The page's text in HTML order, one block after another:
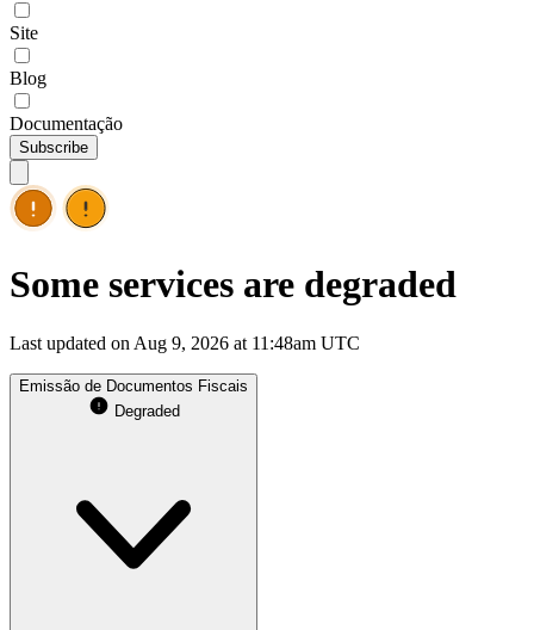
Site
Blog
Documentação
Subscribe
Some services are degraded
Last updated on Aug 9, 2026 at 11:48am UTC
Emissão de Documentos Fiscais
Degraded